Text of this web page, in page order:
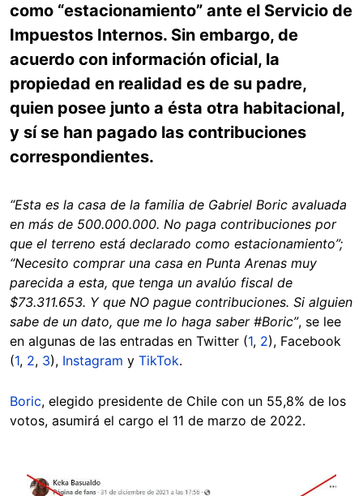
como “estacionamiento” ante el Servicio de
Impuestos Internos. Sin embargo, de
acuerdo con información oficial, la
propiedad en realidad es de su padre,
quien posee junto a ésta otra habitacional,
y sí se han pagado las contribuciones
correspondientes.
“Esta es la casa de la familia de Gabriel Boric avaluada
en más de 500.000.000. No paga contribuciones por
que el terreno está declarado como estacionamiento”;
“Necesito comprar una casa en Punta Arenas muy
parecida a esta, que tenga un avalúo fiscal de
$73.311.653. Y que NO pague contribuciones. Si alguien
sabe de un dato, que me lo haga saber #Boric”, se lee
en algunas de las entradas en Twitter (1, 2), Facebook
(1, 2, 3), Instagram y TikTok.
Boric, elegido presidente de Chile con un 55,8% de los
votos, asumirá el cargo el 11 de marzo de 2022.
Image